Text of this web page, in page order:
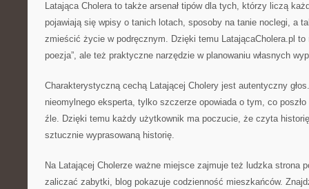
Latająca Cholera to także arsenał tipów dla tych, którzy liczą
pojawiają się wpisy o tanich lotach, sposoby na tanie noclegi, a
zmieścić życie w podręcznym. Dzięki temu LatającaCholera.pl to
poezja”, ale też praktyczne narzędzie w planowaniu własnych
Charakterystyczną cechą Latającej Cholery jest autentyczny
nieomylnego eksperta, tylko szczerze opowiada o tym, co
źle. Dzięki temu każdy użytkownik ma poczucie, że czyta
sztucznie wyprasowaną historię.
Na Latającej Cholerze ważne miejsce zajmuje też ludzka strona
zaliczać zabytki, blog pokazuje codzienność mieszkańców.